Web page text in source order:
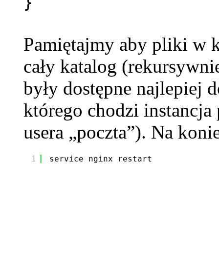
Pamiętajmy aby pliki w
cały katalog
były dostępne najlepiej
którego chodzi
usera „poczta”). Na
1 service nginx restart